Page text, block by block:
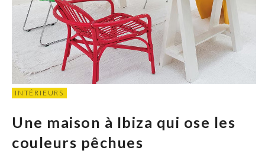
INTÉRIEURS
Une maison à Ibiza qui ose les
couleurs pêchues